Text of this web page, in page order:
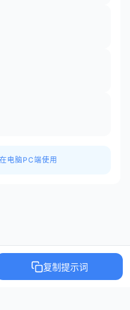
电脑PC端使用
复制提示词